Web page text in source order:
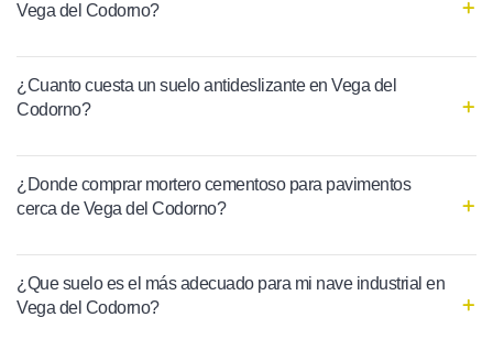
Vega del Codorno?
¿Cuanto cuesta un suelo antideslizante en Vega del
Codorno?
¿Donde comprar mortero cementoso para pavimentos
cerca de Vega del Codorno?
¿Que suelo es el más adecuado para mi nave industrial en
Vega del Codorno?